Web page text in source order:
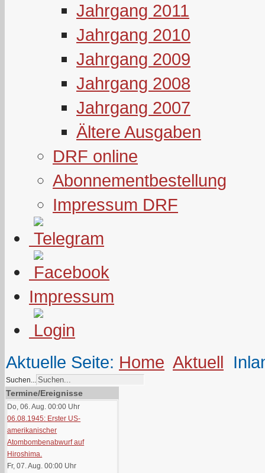
Jahrgang 2011
Jahrgang 2010
Jahrgang 2009
Jahrgang 2008
Jahrgang 2007
Ältere Ausgaben
DRF online
Abonnementbestellung
Impressum DRF
Impressum
Aktuelle Seite: Home Aktuell
Suchen...
Termine/Ereignisse
Do, 06. Aug. 00:00 Uhr
06.08.1945: Erster US-
amerikanischer
Atombombenabwurf auf
Hiroshima.
Fr, 07. Aug. 00:00 Uhr